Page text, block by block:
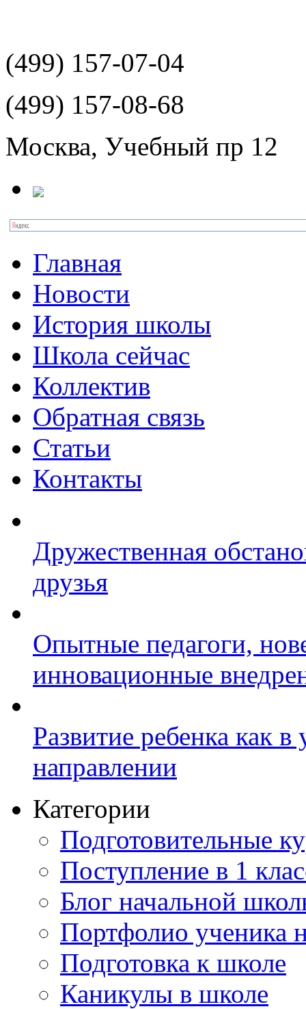
(499) 157-07-04
(499) 157-08-68
Москва, Учебный пр 12
Главная
Новости
История школы
Школа сейчас
Коллектив
Обратная связь
Статьи
Контакты
Дружественная
друзья
Опытные педагоги,
инновационные
Развитие ребенка как
направлении
Категории
Подготовительные
Поступление в 1
Блог начальной
Портфолио ученика
Подготовка к школе
Каникулы в школе